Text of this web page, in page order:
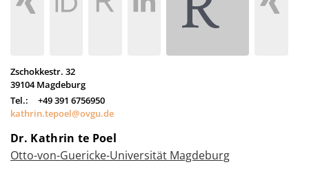
Zschokkestr. 32
39104 Magdeburg
Tel.:
+49 391 6756950
kathrin.tepoel@ovgu.de
Dr. Kathrin te Poel
Otto-von-Guericke-Universität Magdeburg